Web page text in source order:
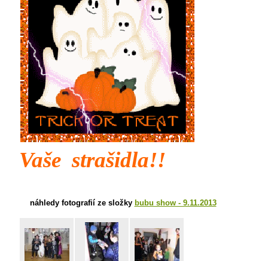
Vaše strašidla!!
náhledy fotografií ze složky bubu show - 9.11.2013